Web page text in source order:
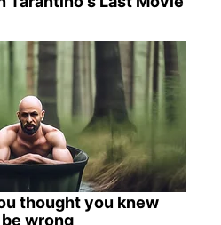
thought you knew
wrong